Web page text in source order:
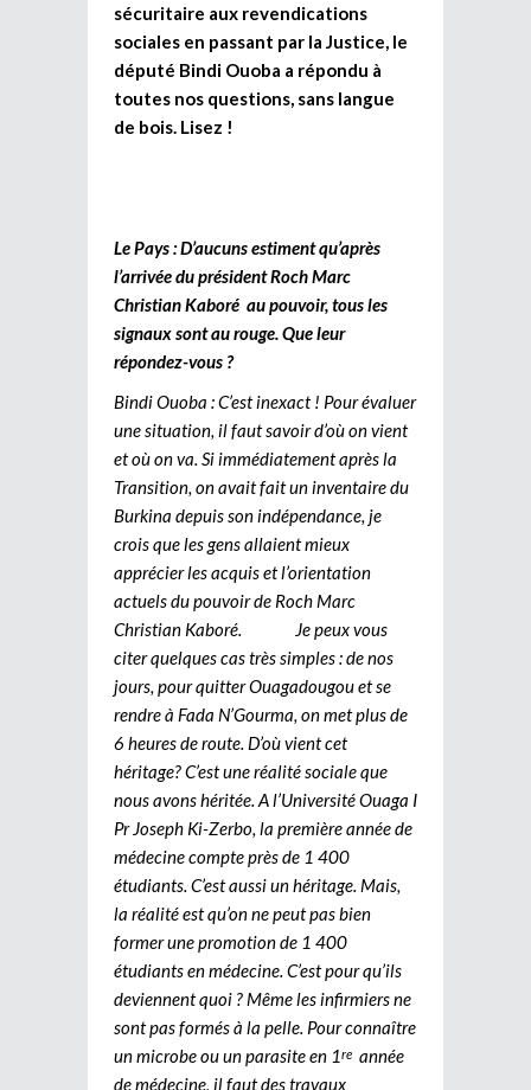
sécuritaire aux revendications
sociales en passant par la Justice, le
député Bindi Ouoba a répondu à
toutes nos questions, sans langue
de bois. Lisez !
Le Pays : D’aucuns estiment qu’après
l’arrivée du président Roch Marc
Christian Kaboré au pouvoir, tous les
signaux sont au rouge. Que leur
répondez-vous ?
Bindi Ouoba : C’est inexact ! Pour évaluer
une situation, il faut savoir d’où on vient
et où on va. Si immédiatement après la
Transition, on avait fait un inventaire du
Burkina depuis son indépendance, je
crois que les gens allaient mieux
apprécier les acquis et l’orientation
actuels du pouvoir de Roch Marc
Christian Kaboré. Je peux vous
citer quelques cas très simples : de nos
jours, pour quitter Ouagadougou et se
rendre à Fada N’Gourma, on met plus de
6 heures de route. D’où vient cet
héritage? C’est une réalité sociale que
nous avons héritée. A l’Université Ouaga I
Pr Joseph Ki-Zerbo, la première année de
médecine compte près de 1 400
étudiants. C’est aussi un héritage. Mais,
la réalité est qu’on ne peut pas bien
former une promotion de 1 400
étudiants en médecine. C’est pour qu’ils
deviennent quoi ? Même les infirmiers ne
sont pas formés à la pelle. Pour connaître
un microbe ou un parasite en 1re année
de médecine, il faut des travaux